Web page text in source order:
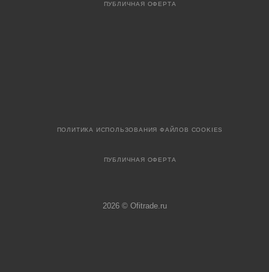
ПУБЛИЧНАЯ ОФЕРТА
ПОЛИТИКА ИСПОЛЬЗОВАНИЯ ФАЙЛОВ COOKIES
ПУБЛИЧНАЯ ОФЕРТА
2026 © Ofitrade.ru